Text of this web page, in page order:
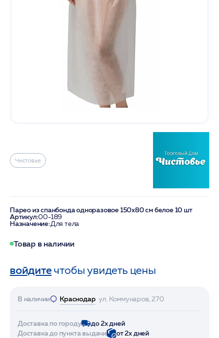
Чистовье
Парео из спанбонда одноразовое 150х80 см белое 10 шт
Артикул:00-189
Назначение:Для тела
Товар в наличии
войдитечтобы увидеть цены
В наличии Краснодар ул. Коммунаров, 270
Доставка по городу
до 2х дней
Доставка до пункта выдачи
от 2х дней